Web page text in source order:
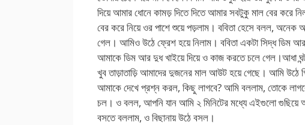
দিয়ে আমার ধোনে কামড় দিতে দিতে আমার সবটুকু মাল বের করে
বের করে নিয়ে ওর পাশে শুয়ে পড়লাম। ববিতা হেসে বলল, অনেক
গেল। আমিও উঠে ফ্রেশ হয়ে নিলাম। ববিতা একটা সিদ্ধ ডিম
আমাকে ডিম আর দুধ খাইয়ে দিয়ে ও কাজ করতে চলে গেল।আধা
খুব তাড়াতাড়ি আমাদের দুজনের মাল আউট হয়ে গেছে। আমি উঠে
আমাকে দেখে প্রশ্ন করল, কিছু লাগবে? আমি বললাম, তোকে
চল। ও বলল, আপনি যান আমি ২ মিনিটের মধ্যে এইগুলো গুছিয়ে
বসতে বললাম, ও বিছানায় উঠে বসল।